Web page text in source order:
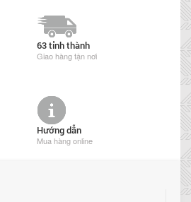
63 tỉnh thành
Giao hàng tận nơi
Hướng dẫn
Mua hàng online